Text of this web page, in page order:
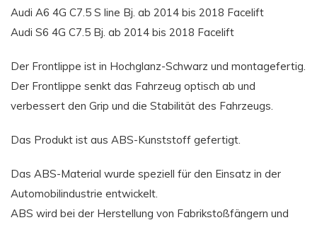
Audi A6 4G C7.5 S line Bj. ab 2014 bis 2018 Facelift
Audi S6 4G C7.5 Bj. ab 2014 bis 2018 Facelift
Der Frontlippe ist in Hochglanz-Schwarz und montagefertig.
Der Frontlippe senkt das Fahrzeug optisch ab und
verbessert den Grip und die Stabilität des Fahrzeugs.
Das Produkt ist aus ABS-Kunststoff gefertigt.
Das ABS-Material wurde speziell für den Einsatz in der
Automobilindustrie entwickelt.
ABS wird bei der Herstellung von Fabrikstoßfängern und